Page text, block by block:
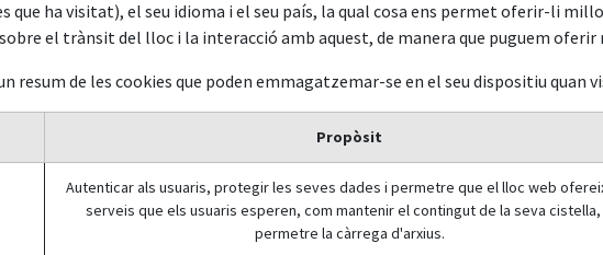
que ha visitat), el seu idioma i el seu país, la qual cosa ens permet oferir-li
el trànsit del lloc i la interacció amb aquest, de manera que puguem
resum de les cookies que poden emmagatzemar-se en el seu dispositiu quan
Propòsit
Autenticar als usuaris, protegir les seves dades i permetre que el lloc web
serveis que els usuaris esperen, com mantenir el contingut de la seva cistella,
permetre la càrrega d'arxius.